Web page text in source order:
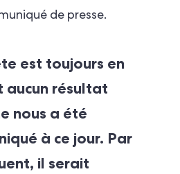
de presse.
est toujours en
aucun résultat
nous a été
à ce jour. Par
il serait